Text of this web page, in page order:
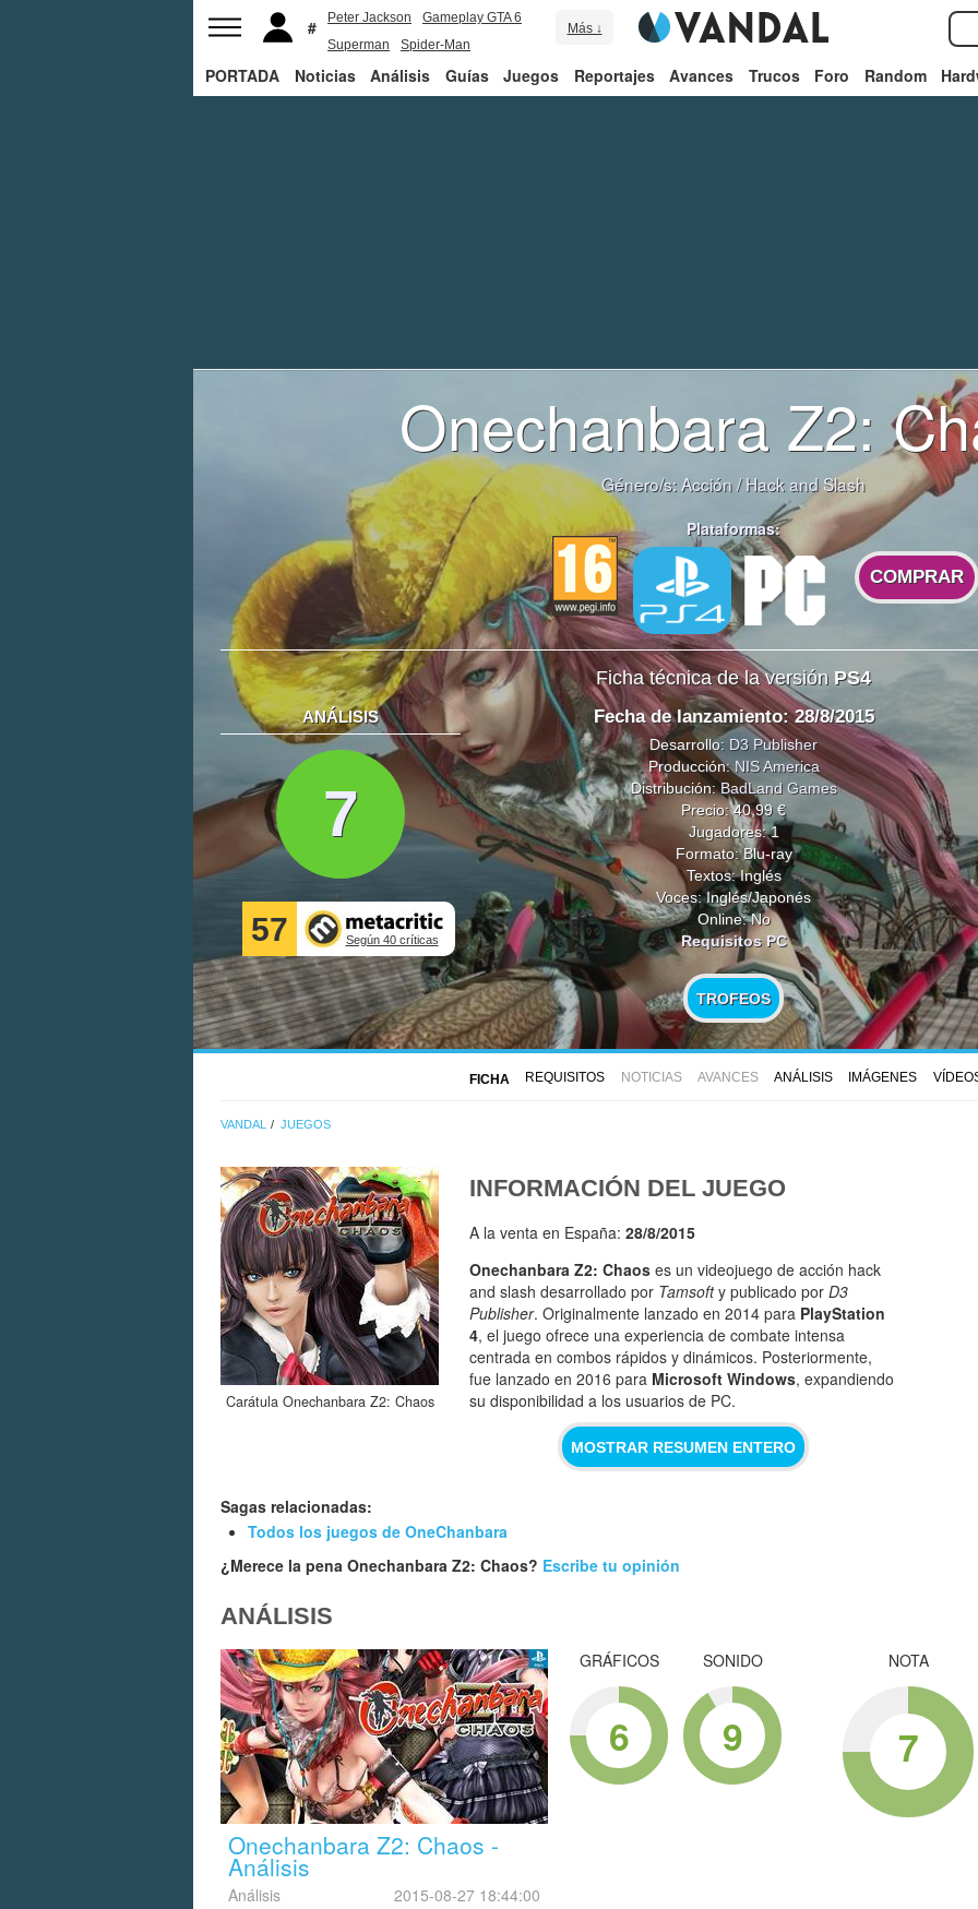
Peter Jackson
Gameplay GTA 6
Superman
Spider-Man
Más ↓
PORTADA Noticias Análisis Guías Juegos Reportajes Avances Trucos Foro Random
Onechanbara Z2:
Género/s:Acción/Hack and Slash
Plataformas:
COMPRAR
Ficha técnica de la versión PS4
ANÁLISIS
7
57 Según 40 críticas
Fecha de lanzamiento: 28/8/2015
Desarrollo: D3 Publisher
Producción:NIS America
Distribución:BadLand Games
Precio: 40,99 €
Jugadores: 1
Formato: Blu-ray
Textos: Inglés
Voces: Inglés/Japonés
Online: No
Requisitos PC
TROFEOS
FICHA REQUISITOS NOTICIAS AVANCES ANÁLISIS IMÁGENES
VANDAL JUEGOS
Carátula Onechanbara Z2: Chaos
INFORMACIÓN DEL JUEGO
A la venta en España: 28/8/2015
Onechanbara Z2: Chaos es un videojuego de acción hack
and slash desarrollado por Tamsofty publicado por D3
Publisher. Originalmente lanzado en 2014 para PlayStation
4, el juego ofrece una experiencia de combate intensa
centrada en combos rápidos y dinámicos. Posteriormente,
fue lanzado en 2016 para Microsoft Windows, expandiendo
su disponibilidad a los usuarios de PC.
MOSTRAR RESUMEN ENTERO
Sagas relacionadas:
Todos los juegos de OneChanbara
¿Merece la pena Onechanbara Z2: Chaos? Escribe tu opinión
ANÁLISIS
Onechanbara Z2: Chaos -
Análisis
Análisis 2015-08-27 18:44:00
GRÁFICOS
6
SONIDO
9
NOTA
7